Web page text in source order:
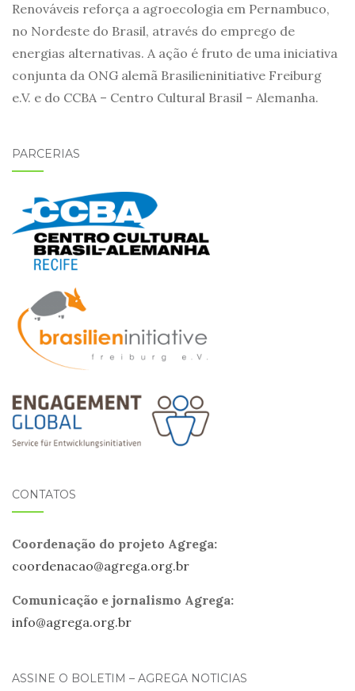
Renováveis reforça a agroecologia em Pernambuco,
no Nordeste do Brasil, através do emprego de
energias alternativas. A ação é fruto de uma iniciativa
conjunta da ONG alemã Brasilieninitiative Freiburg
e.V. e do CCBA – Centro Cultural Brasil – Alemanha.
PARCERIAS
CONTATOS
Coordenação do projeto Agrega:
coordenacao@agrega.org.br
Comunicação e jornalismo Agrega:
info@agrega.org.br
ASSINE O BOLETIM – AGREGA NOTÍCIAS